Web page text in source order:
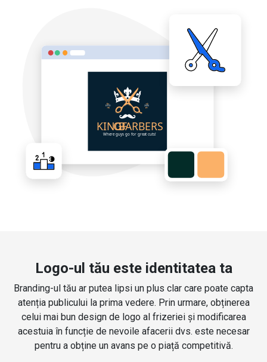
Logo-ul tău este identitatea ta
Branding-ul tău ar putea lipsi un plus clar care poate capta
atenția publicului la prima vedere. Prin urmare, obținerea
celui mai bun design de logo al frizeriei și modificarea
acestuia în funcție de nevoile afacerii dvs. este necesar
pentru a obține un avans pe o piață competitivă.